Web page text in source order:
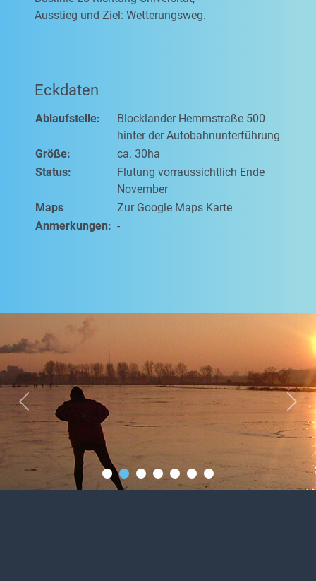
Previous Next
Ausstieg und Ziel: Wetterungsweg.
Eckdaten
Ablaufstelle:
Blocklander Hemmstraße 500
hinter der Autobahnunterführung
Größe:
ca. 30ha
Status:
Flutung vorraussichtlich Ende
November
Maps
Zur Google Maps Karte
Anmerkungen: -